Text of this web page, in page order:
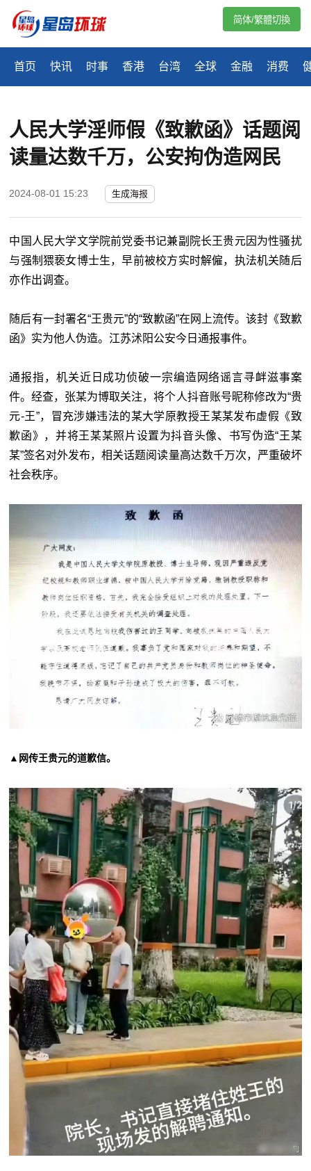
首页 快讯 时事 香港 台湾 全球 金融 消费
简体/繁體切換
人民大学淫师假《致歉函》话题阅
读量达数千万，公安拘伪造网民
2024-08-01 15:23 生成海报
中国人民大学文学院前党委书记兼副院长王贵元因为性骚扰
与强制猥亵女博士生，早前被校方实时解僱，执法机关随后
亦作出调查。
随后有一封署名“王贵元”的“致歉函”在网上流传。该封《致歉
函》实为他人伪造。江苏沭阳公安今日通报事件。
通报指，机关近日成功侦破一宗编造网络谣言寻衅滋事案
件。经查，张某为博取关注，将个人抖音账号昵称修改为“贵
元-王”，冒充涉嫌违法的某大学原教授王某某发布虚假《致
歉函》，并将王某某照片设置为抖音头像、书写伪造“王某
某”签名对外发布，相关话题阅读量高达数千万次，严重破坏
社会秩序。
▲网传王贵元的道歉信。